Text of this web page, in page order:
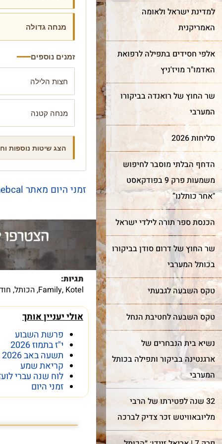
למדינת ישראל ולאומה
האמריקנית
אלפי חסידים בתפילה לרפואת
האדמו"ר מויז'ניץ
שר החוץ של רואנדה בביקורו
המערבי
סליחות 2026
הדחף הבלתי מוסבר לחיפוש
משמעות פרק 9 בפודקאסט
"אחר כותלנו”
הכנסת ספר תורה לילדי ישראל
שר החוץ של דרום סודן בביקורו
בכותל המערבי
טקס השבעה לגבעתי
טקס השבעה לחטיבת הנחל
נשיא בית הנבחרים של
ארגנטינה בביקור ותפילה בכותל
המערבי
32 שנה לפטירתו של הרבי
מליובאוויטש זכר צדיק לברכה
מנחה גדולה
זמנים נוספים
חצות הלילה
מנחה קטנה
הצג שיטות נוספות
זמני היום מאתר hebcal
תגיות:
Family, Kotel
,הכותל,
אולי יעניין אותך
פרשת השבוע
י"ז בתמוז 2026
תשעה באב 2026
קריאת שמע
לוח שנה עברי
זמני היום
מצווה
למורשת הכותל המערבי
אתכם לחגוג בר מצווה
בטקס מרגש ובאווירה
של אחדות וקדושה.
עוד על בר מצווה >
חדש!מייצג
שער השמיים
מה מביא אנשים ונשים מכל
קצוות תבל להתרפק על
האבנים העתיקות?
עוד על שער השמיים >